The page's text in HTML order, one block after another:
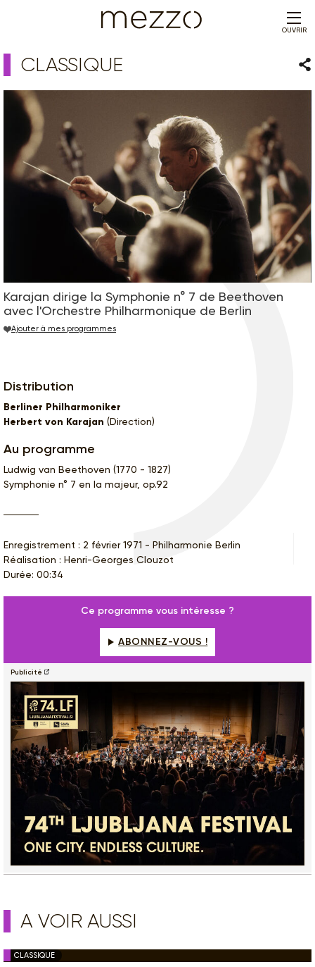
OUVRIR
CLASSIQUE
Karajan dirige la Symphonie n° 7 de Beethoven
avec l'Orchestre Philharmonique de Berlin
Ajouter à mes programmes
Distribution
Berliner Philharmoniker
Herbert von Karajan (Direction)
Au programme
Ludwig van Beethoven (1770 - 1827)
Symphonie n° 7 en la majeur, op.92
Enregistrement : 2 février 1971 - Philharmonie Berlin
Réalisation : Henri-Georges Clouzot
Durée: 00:34
Ce programme vous intéresse ?
ABONNEZ-VOUS !
Publicité
A VOIR AUSSI
CLASSIQUE